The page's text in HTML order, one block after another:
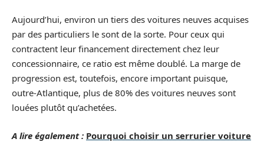
Aujourd’hui, environ un tiers des voitures neuves acquises
par des particuliers le sont de la sorte. Pour ceux qui
contractent leur financement directement chez leur
concessionnaire, ce ratio est même doublé. La marge de
progression est, toutefois, encore important puisque,
outre-Atlantique, plus de 80% des voitures neuves sont
louées plutôt qu’achetées.
A lire également : Pourquoi choisir un serrurier voiture